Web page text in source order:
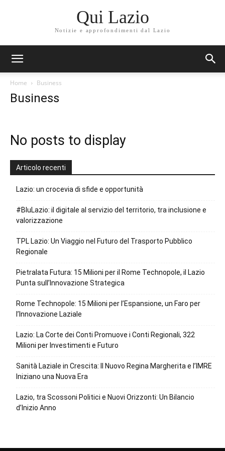
Qui Lazio
Notizie e approfondimenti dal Lazio
Home Business
Business
No posts to display
Articolo recenti
Lazio: un crocevia di sfide e opportunità
#BluLazio: il digitale al servizio del territorio, tra inclusione e
valorizzazione
TPL Lazio: Un Viaggio nel Futuro del Trasporto Pubblico
Regionale
Pietralata Futura: 15 Milioni per il Rome Technopole, il Lazio
Punta sull’Innovazione Strategica
Rome Technopole: 15 Milioni per l’Espansione, un Faro per
l’Innovazione Laziale
Lazio: La Corte dei Conti Promuove i Conti Regionali, 322
Milioni per Investimenti e Futuro
Sanità Laziale in Crescita: Il Nuovo Regina Margherita e l’IMRE
Iniziano una Nuova Era
Lazio, tra Scossoni Politici e Nuovi Orizzonti: Un Bilancio
d’Inizio Anno